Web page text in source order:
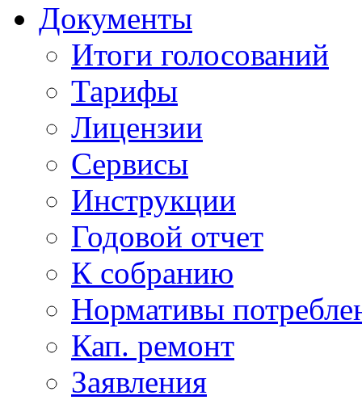
Документы
Итоги голосований
Тарифы
Лицензии
Сервисы
Инструкции
Годовой отчет
К собранию
Нормативы
Кап. ремонт
Заявления